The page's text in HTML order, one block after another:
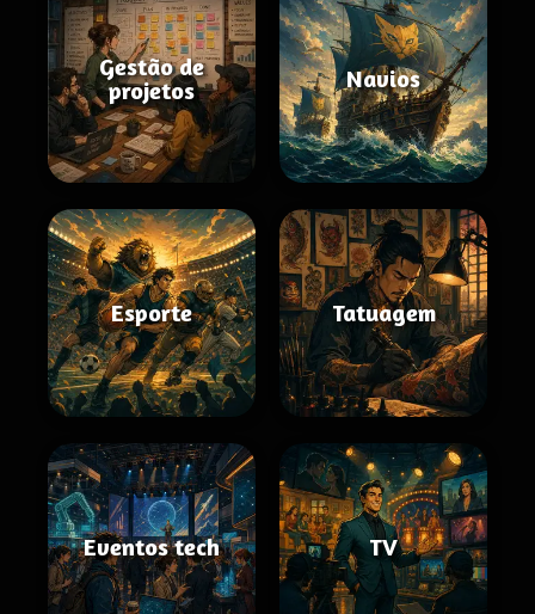
Gestão de
projetos
Navios
Esporte Tatuagem
Eventos tech TV